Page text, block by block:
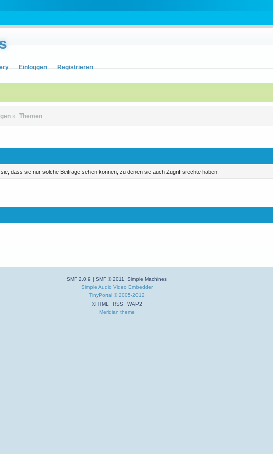
Einloggen Registrieren
» Themen
dass sie nur solche Beiträge sehen können, zu denen sie auch Zugriffsrechte haben.
SMF 2.0.9 |SMF © 2011,Simple Machines
Simple Audio Video Embedder
TinyPortal © 2005-2012
XHTML
RSS
WAP2
Meridian theme